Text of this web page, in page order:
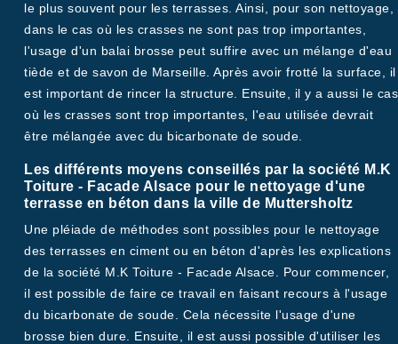
le plus souvent pour les terrasses. Ainsi, pour son nettoyage,
dans le cas où les crasses ne sont pas trop importantes,
l'usage d'un balai brosse peut suffire avec un mélange d'eau
tiède et de savon de Marseille. Après avoir frotté la surface, il
est important de rincer la structure. Ensuite, il y a aussi le cas
où les crasses sont trop importantes, l'eau utilisée devrait
être mélangée avec du bicarbonate de soude.
Les différents moyens conseillés par la société M.K
Toiture - Facade Alsace pour le nettoyage d'une
terrasse en béton dans la ville de Muttersholtz
Une pléiade de méthodes sont possibles pour le nettoyage
des terrasses en ciment ou en béton d'après les explications
de la société M.K Toiture - Facade Alsace. Pour commencer,
il est possible de faire ce travail en faisant recours à l'usage
du bicarbonate de soude. Cela nécessite l'usage d'une
brosse bien dure. Ensuite, il est aussi possible d'utiliser les